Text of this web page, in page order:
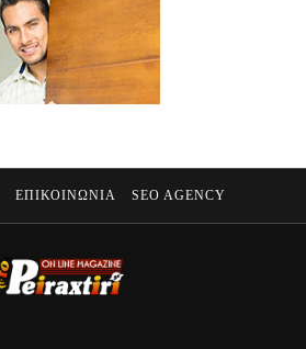
ΕΠΙΚΟΙΝΩΝΙΑ SEO AGENCY